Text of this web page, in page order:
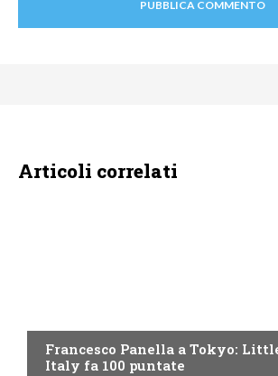
Articoli correlati
Francesco Panella a Tokyo:
Italy fa 100 puntate